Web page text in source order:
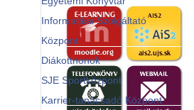
Informatikai Szolgáltató
Központ
Diákotthonok
SJE Sportközpont
Karrier-tanácsadó Központ